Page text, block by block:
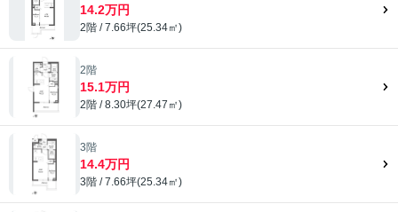
14.2万円
2階 / 7.66坪(25.34㎡)
2階
15.1万円
2階 / 8.30坪(27.47㎡)
3階
14.4万円
3階 / 7.66坪(25.34㎡)